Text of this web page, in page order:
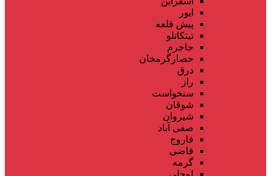
ایور
پیش قلعه
تیتکانلو
جاجرم
حصارگرمخان
درق
راز
سنخواست
شوقان
شیروان
صفی آباد
فاروج
قاضی
گرمه
لوجلی